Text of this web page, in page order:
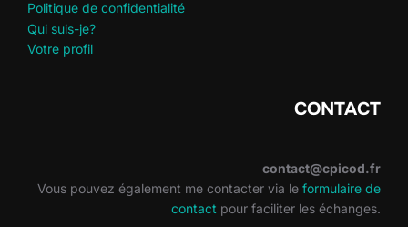
Politique de confidentialité
Qui suis-je?
Votre profil
CONTACT
contact@cpicod.fr
Vous pouvez également me contacter via le formulaire de
contact pour faciliter les échanges.